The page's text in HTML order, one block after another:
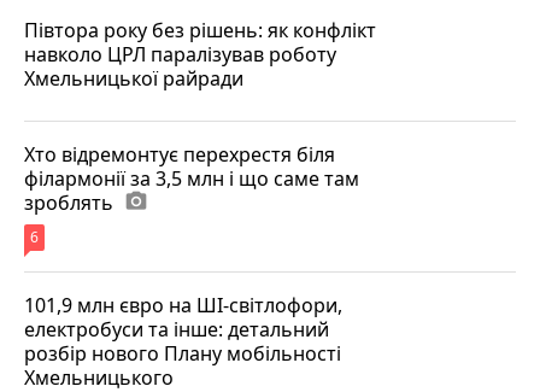
Півтора року без рішень: як конфлікт
навколо ЦРЛ паралізував роботу
Хмельницької райради
Хто відремонтує перехрестя біля
філармонії за 3,5 млн і що саме там
зроблять photo_camera
6
101,9 млн євро на ШІ-світлофори,
електробуси та інше: детальний
розбір нового Плану мобільності
Хмельницького